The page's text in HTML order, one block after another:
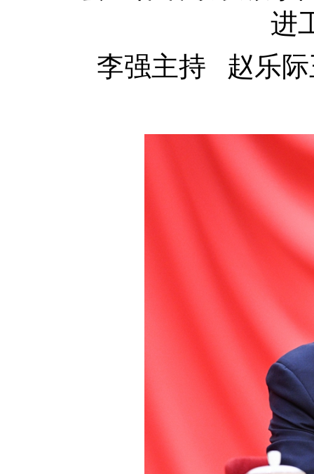
进
李强主持 赵乐